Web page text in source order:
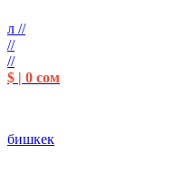
л //
//
//
$ | 0 сом
бишкек